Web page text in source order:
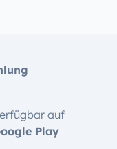
auf
Play